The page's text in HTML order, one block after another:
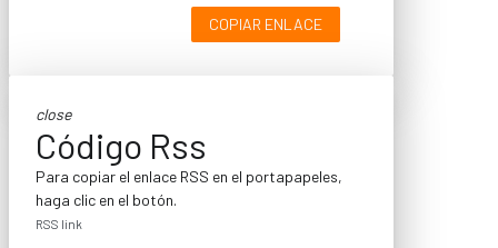
COPIAR ENLACE
close
Código Rss
Para copiar el enlace RSS en el portapapeles,
haga clic en el botón.
RSS link